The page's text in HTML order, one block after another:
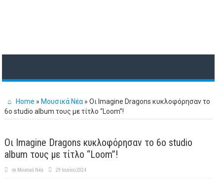
Home » Μουσικά Νέα » Oι Imagine Dragons κυκλοφόρησαν το
6ο studio album τους με τίτλο “Loom”!
Oι Imagine Dragons κυκλοφόρησαν το 6ο studio
album τους με τίτλο “Loom”!
σε Μουσικά Νέα 29 Ιουνίου 2024